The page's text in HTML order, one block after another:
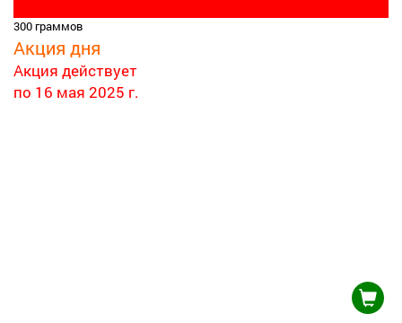
300 граммов
Акция дня
Акция действует
по 16 мая 2025 г.